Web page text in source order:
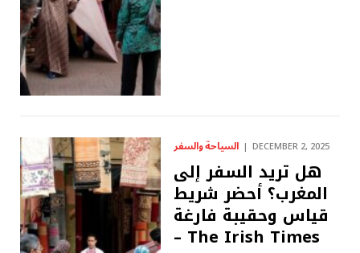
السياحة والسفر DECEMBER 2, 2025
هل تريد السفر إلى
المغرب؟ أحضر شريط
قياس وحقيبة فارغة
– The Irish Times